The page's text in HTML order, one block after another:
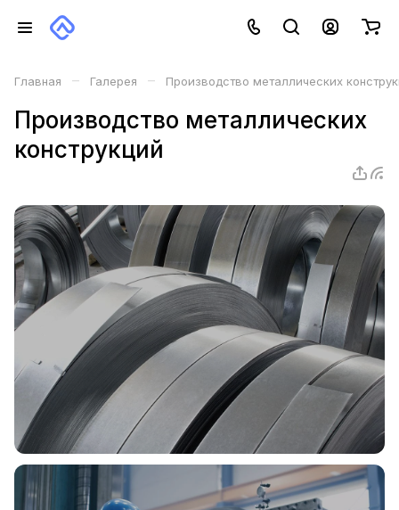
Главная – Галерея – Производство металлических
Производство металлических
конструкций